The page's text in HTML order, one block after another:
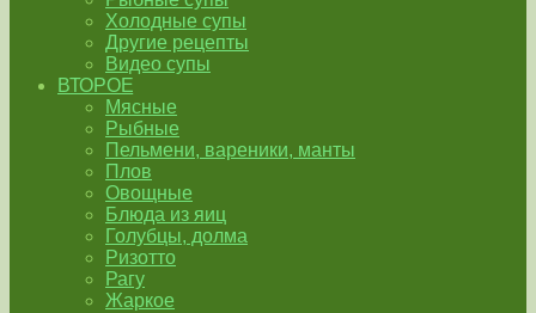
Холодные супы
Другие рецепты
Видео супы
ВТОРОЕ
Мясные
Рыбные
Пельмени, вареники, манты
Плов
Овощные
Блюда из яиц
Голубцы, долма
Ризотто
Рагу
Жаркое